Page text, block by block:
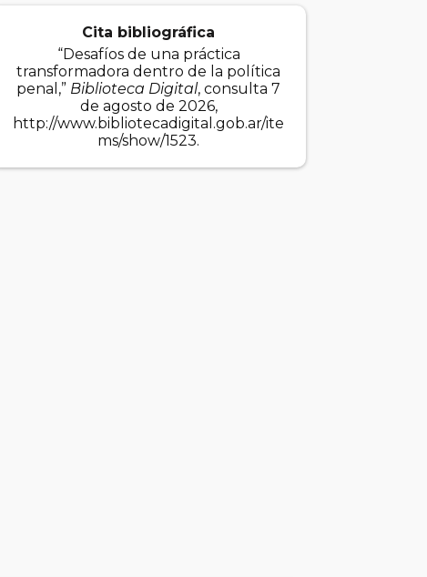
Cita bibliográfica
“Desafíos de una práctica
transformadora dentro de la política
penal,” Biblioteca Digital, consulta 7
de agosto de 2026,
http://www.bibliotecadigital.gob.ar/ite
ms/show/1523.